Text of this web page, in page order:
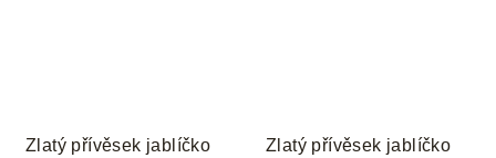
Zlatý přívěsek jablíčko Zlatý přívěsek jablíčko